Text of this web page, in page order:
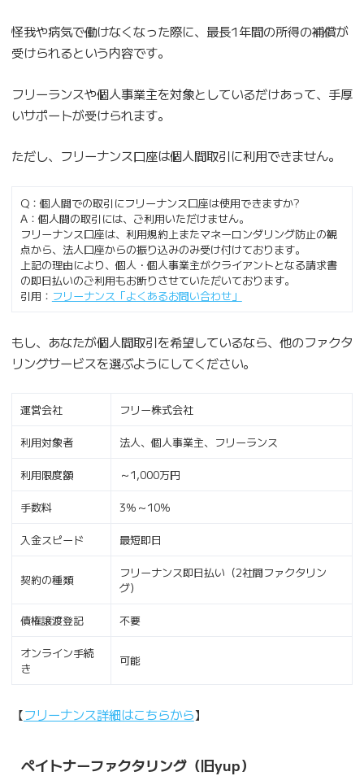
怪我や病気で働けなくなった際に、最長1年間の所得の補償が
受けられるという内容です。
フリーランスや個人事業主を対象としているだけあって、手厚
いサポートが受けられます。
ただし、フリーナンス口座は個人間取引に利用できません。
Q：個人間での取引にフリーナンス口座は使用できますか?
A：個人間の取引には、ご利用いただけません。
フリーナンス口座は、利用規約上またマネーロンダリング防止の観
点から、法人口座からの振り込みのみ受け付けております。
上記の理由により、個人・個人事業主がクライアントとなる請求書
の即日払いのご利用もお断りさせていただいております。
引用： フリーナンス「よくあるお問い合わせ」
もし、あなたが個人間取引を希望しているなら、他のファクタ
リングサービスを選ぶようにしてください。
運営会社 フリー株式会社
利用対象者 法人、個人事業主、フリーランス
利用限度額 ～1,000万円
手数料 3％～10％
入金スピード 最短即日
契約の種類
フリーナンス即日払い（2社間ファクタリン
グ）
債権譲渡登記 不要
オンライン手続
き
可能
【フリーナンス詳細はこちらから】
ペイトナーファクタリング（旧yup）